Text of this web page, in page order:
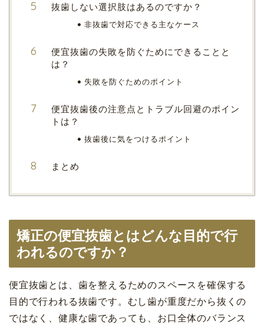
抜歯しない選択肢はあるのですか？
非抜歯で対応できる主なケース
便宜抜歯の失敗を防ぐためにできることと
は？
失敗を防ぐためのポイント
便宜抜歯後の注意点とトラブル回避のポイン
トは？
抜歯後に気をつけるポイント
まとめ
矯正の便宜抜歯とはどんな目的で行
われるのですか？
便宜抜歯とは、歯を整えるためのスペースを確保する
目的で行われる抜歯です。むし歯が重度だから抜くの
ではなく、健康な歯であっても、お口全体のバランス